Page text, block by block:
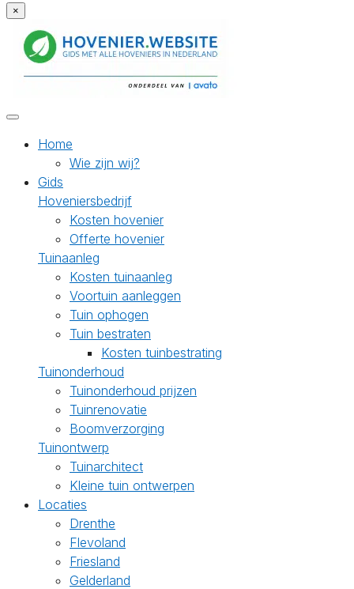
×
Home
Wie zijn wij?
Gids
Hoveniersbedrijf
Kosten hovenier
Offerte hovenier
Tuinaanleg
Kosten tuinaanleg
Voortuin aanleggen
Tuin ophogen
Tuin bestraten
Kosten tuinbestrating
Tuinonderhoud
Tuinonderhoud prijzen
Tuinrenovatie
Boomverzorging
Tuinontwerp
Tuinarchitect
Kleine tuin ontwerpen
Locaties
Drenthe
Flevoland
Friesland
Gelderland